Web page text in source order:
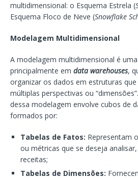
multidimensional: o Esquema Estrela (
Esquema Floco de Neve (Snowflake
Modelagem Multidimensional
A modelagem multidimensional é
principalmente em data warehouses,
organizar os dados em estruturas
múltiplas perspectivas ou
dessa modelagem envolve cubos de
formados por:
Tabelas de Fatos: Representam
ou métricas que se deseja
receitas;
Tabelas de Dimensões: